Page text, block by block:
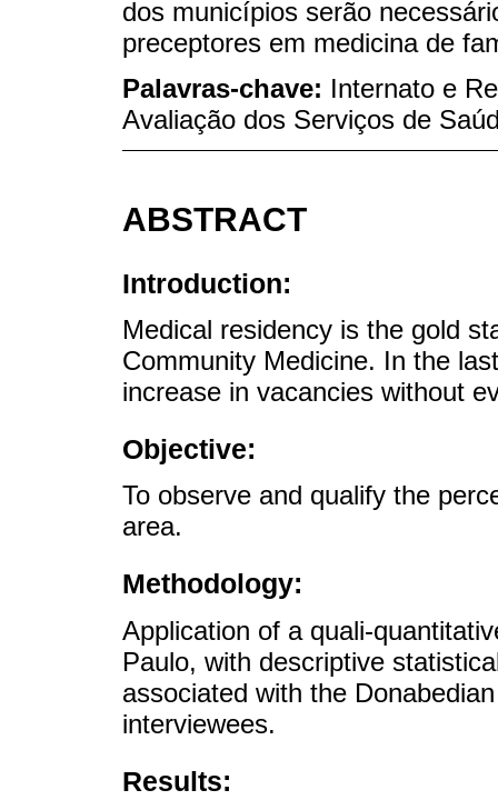
dos municípios serão
preceptores em medicina de
Palavras-chave: Internato e
Avaliação dos Serviços de
ABSTRACT
Introduction:
Medical residency is the gold
Community Medicine. In the
increase in vacancies without
Objective:
To observe and qualify the
area.
Methodology:
Application of a quali-
Paulo, with descriptive
associated with the
interviewees.
Results: